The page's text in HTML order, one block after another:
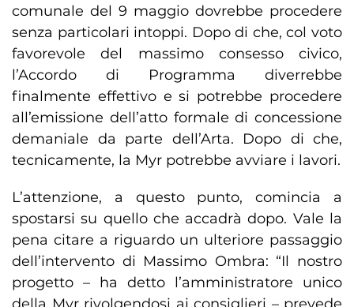
comunale del 9 maggio dovrebbe procedere
senza particolari intoppi. Dopo di che, col voto
favorevole del massimo consesso civico,
l’Accordo di Programma diverrebbe
finalmente effettivo e si potrebbe procedere
all’emissione dell’atto formale di concessione
demaniale da parte dell’Arta. Dopo di che,
tecnicamente, la Myr potrebbe avviare i lavori.
L’attenzione, a questo punto, comincia a
spostarsi su quello che accadrà dopo. Vale la
pena citare a riguardo un ulteriore passaggio
dell’intervento di Massimo Ombra: “Il nostro
progetto – ha detto l’amministratore unico